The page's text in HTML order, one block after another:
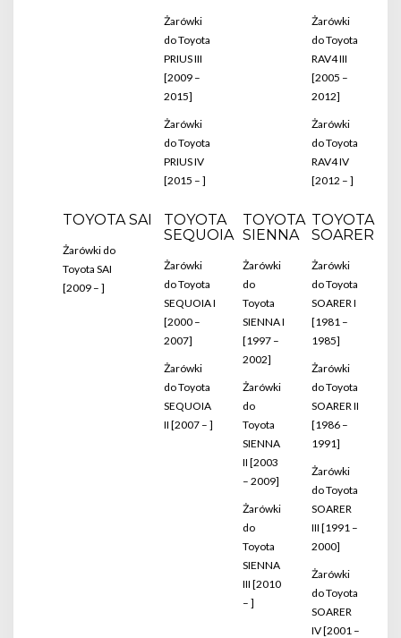
Żarówki
do Toyota
PRIUS III
[2009 –
2015]
Żarówki
do Toyota
PRIUS IV
[2015 – ]
Żarówki
do Toyota
RAV4 III
[2005 –
2012]
Żarówki
do Toyota
RAV4 IV
[2012 – ]
TOYOTA SAI
Żarówki do
Toyota SAI
[2009 – ]
TOYOTA
SEQUOIA
Żarówki
do Toyota
SEQUOIA I
[2000 –
2007]
Żarówki
do Toyota
SEQUOIA
II [2007 – ]
TOYOTA
SIENNA
Żarówki
do
Toyota
SIENNA I
[1997 –
2002]
Żarówki
do
Toyota
SIENNA
II [2003
– 2009]
Żarówki
do
Toyota
SIENNA
III [2010
– ]
TOYOTA
SOARER
Żarówki
do Toyota
SOARER I
[1981 –
1985]
Żarówki
do Toyota
SOARER II
[1986 –
1991]
Żarówki
do Toyota
SOARER
III [1991 –
2000]
Żarówki
do Toyota
SOARER
IV [2001 –